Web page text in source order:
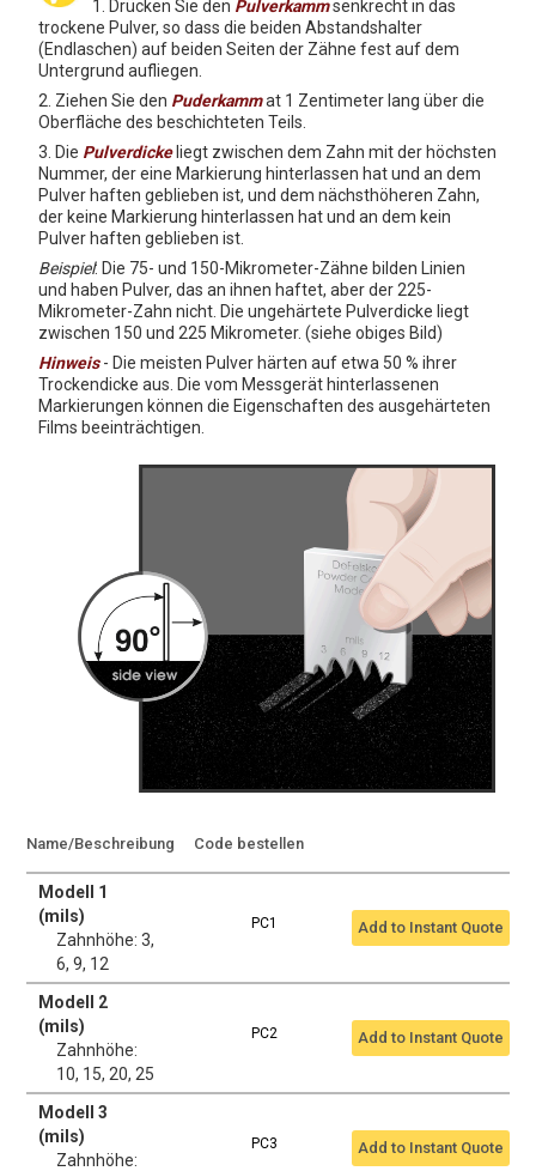
1. Drücken Sie den Pulverkammsenkrecht in das
trockene Pulver, so dass die beiden Abstandshalter
(Endlaschen) auf beiden Seiten der Zähne fest auf dem
Untergrund aufliegen.
2. Ziehen Sie den Puderkammat 1 Zentimeter lang über die
Oberfläche des beschichteten Teils.
3. Die Pulverdickeliegt zwischen dem Zahn mit der höchsten
Nummer, der eine Markierung hinterlassen hat und an dem
Pulver haften geblieben ist, und dem nächsthöheren Zahn,
der keine Markierung hinterlassen hat und an dem kein
Pulver haften geblieben ist.
Beispiel: Die 75- und 150-Mikrometer-Zähne bilden Linien
und haben Pulver, das an ihnen haftet, aber der 225-
Mikrometer-Zahn nicht. Die ungehärtete Pulverdicke liegt
zwischen 150 und 225 Mikrometer. (siehe obiges Bild)
Hinweis- Die meisten Pulver härten auf etwa 50 % ihrer
Trockendicke aus. Die vom Messgerät hinterlassenen
Markierungen können die Eigenschaften des ausgehärteten
Films beeinträchtigen.
Name/Beschreibung Code bestellen
Modell 1
(mils)
Zahnhöhe: 3,
6, 9, 12
PC1 Add to Instant Quote
Modell 2
(mils)
Zahnhöhe:
10, 15, 20, 25
PC2 Add to Instant Quote
Modell 3
(mils)
Zahnhöhe:
PC3 Add to Instant Quote